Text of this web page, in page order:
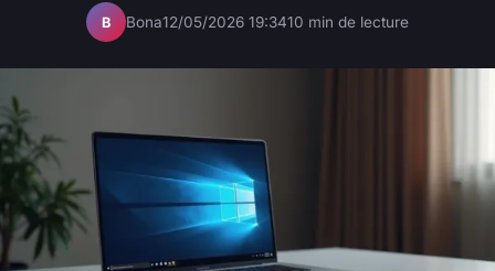
B Bona12/05/2026 19:3410 min de lecture